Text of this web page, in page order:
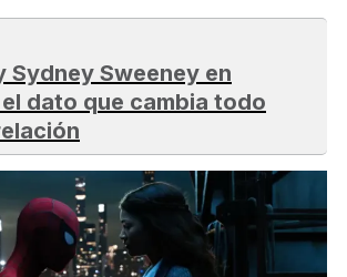
Sydney Sweeney en
dato que cambia todo